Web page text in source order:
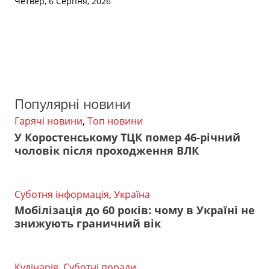
Популярні новини
Гарячі новини, Топ новини
У Коростенському ТЦК помер 46-річний
чоловік після проходження ВЛК
Суботня інформація, Україна
Мобілізація до 60 років: чому в Україні не
знижують граничний вік